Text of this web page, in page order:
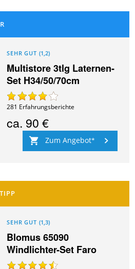
SEHR GUT (1,2)
Multistore 3tlg Laternen-
Set H34/50/70cm
281 Erfahrungsberichte
ca. 90 €
Zum Angebot
SEHR GUT (1,3)
Blomus 65090
Windlichter-Set Faro